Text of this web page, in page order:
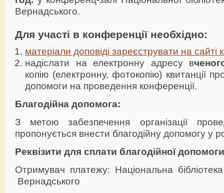
Вернадського.
Для участі в конференції необхідно:
матеріали доповіді зареєструвати на сайті
надіслати на електронну адресу в
копію (електронну, фотокопію) квитанції
допомоги на проведення конференції.
Благодійна допомога:
З метою забезпечення організації
пропонується внести благодійну допомогу у
Реквізити для сплати благодійної
Отримувач платежу: Національна
Вернадського